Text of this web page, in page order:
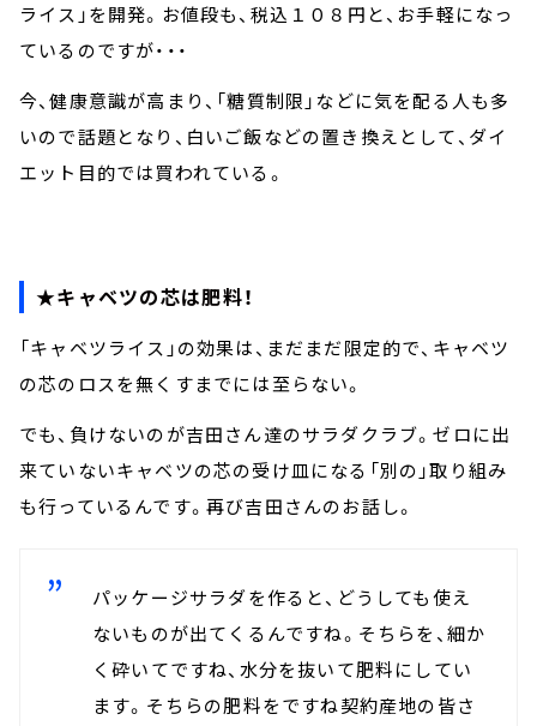
ライス」を開発。お値段も、税込１０８円と、お手軽になっ
ているのですが・・・
今、健康意識が高まり、「糖質制限」などに気を配る人も多
いので話題となり、白いご飯などの置き換えとして、ダイ
エット目的では買われている。
★キャベツの芯は肥料！
「キャベツライス」の効果は、まだまだ限定的で、キャベツ
の芯のロスを無くすまでには至らない。
でも、負けないのが吉田さん達のサラダクラブ。ゼロに出
来ていないキャベツの芯の受け皿になる「別の」取り組み
も行っているんです。再び吉田さんのお話し。
パッケージサラダを作ると、どうしても使え
ないものが出てくるんですね。そちらを、細か
く砕いてですね、水分を抜いて肥料にしてい
ます。そちらの肥料をですね契約産地の皆さ